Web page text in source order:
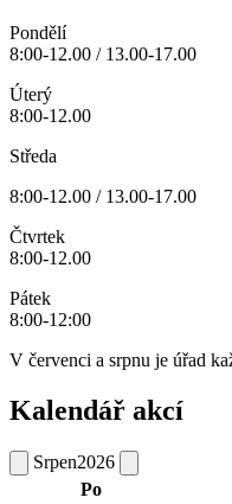
Pondělí
8:00-12.00 / 13.00-17.00
Úterý
8:00-12.00
Středa
8:00-12.00 / 13.00-17.00
Čtvrtek
8:00-12.00
Pátek
8:00-12:00
V červenci a srpnu je úřad
Kalendář akcí
Srpen2026
Po